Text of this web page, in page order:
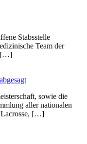
Stabsstelle
Team der
[…]
sowie die
aller nationalen
Lacrosse, […]